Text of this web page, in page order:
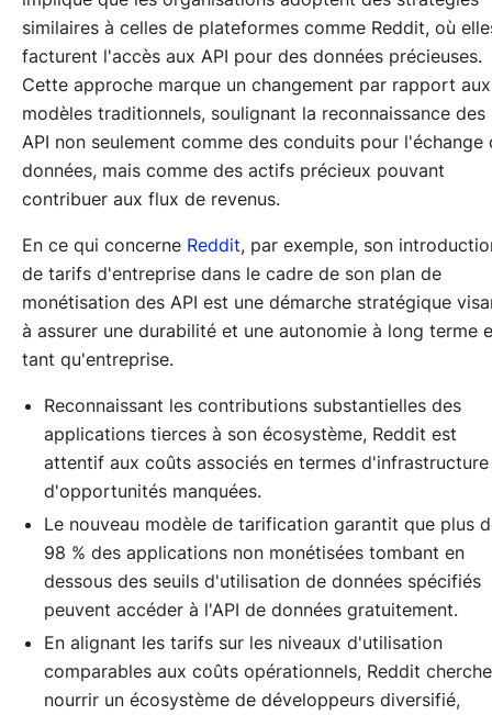
similaires à celles de plateformes comme Reddit, où
facturent l'accès aux API pour des données précieuses.
Cette approche marque un changement par rapport aux
modèles traditionnels, soulignant la reconnaissance des
API non seulement comme des conduits pour l'échange
données, mais comme des actifs précieux pouvant
contribuer aux flux de revenus.
En ce qui concerne Reddit, par exemple, son
de tarifs d'entreprise dans le cadre de son plan de
monétisation des API est une démarche stratégique
à assurer une durabilité et une autonomie à long terme
tant qu'entreprise.
Reconnaissant les contributions substantielles des
applications tierces à son écosystème, Reddit est
attentif aux coûts associés en termes
d'opportunités manquées.
Le nouveau modèle de tarification garantit que plus
98 % des applications non monétisées tombant en
dessous des seuils d'utilisation de données spécifiés
peuvent accéder à l'API de données gratuitement.
En alignant les tarifs sur les niveaux d'utilisation
comparables aux coûts opérationnels, Reddit
nourrir un écosystème de développeurs diversifié,